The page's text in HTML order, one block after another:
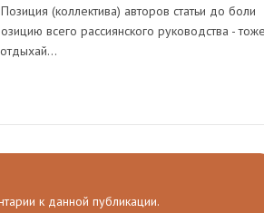
(коллектива) авторов статьи до боли
всего рассиянского руководства -
к данной публикации.